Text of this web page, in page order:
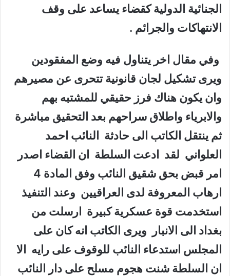
الجنائية الدولية كقضاء يساعد على وقف
الانتهاكات والجرائم .
وفي مقال اخر يتناول فيه وضع المفقودين
ويرى تشكيل لجان قانونية تتحرى عن مصيرهم
وان يكون هناك فرز حقيقي للمشتبه بهم
والابرياء واطلاق سراحهم بعد التحقيق مباشرة
ثم ينتقل الكاتب الى حادثة النائب احمد
العلواني لقد ادعت السلطة ان القضاء اصدر
امر قبض بحق شقيق النائب وفق المادة 4
ارهاب المعروفة لدى العراقيين وعند التنفيذ
استخدمت قوة عسكرية كبيرة ارسلت من
بغداد الى الانبار ويرى الكاتب انه كان على
المجلس استدعاء النائب للوقوف على رايه الا
ان السلطة شنت هجوم مسلح على دار النائب